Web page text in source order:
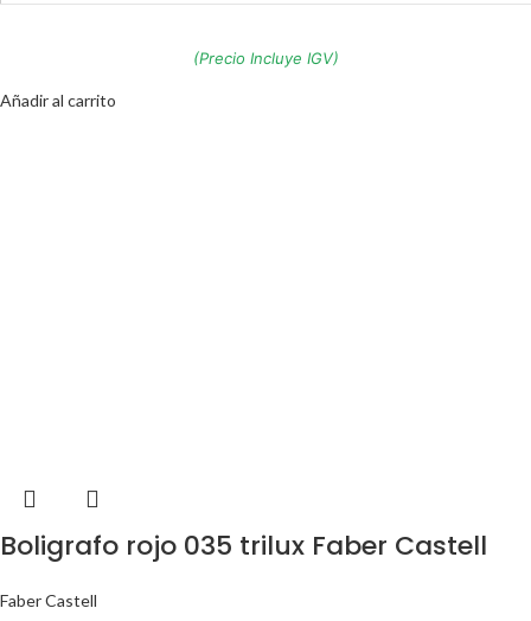
(Precio Incluye IGV)
Añadir al carrito
Boligrafo rojo 035 trilux Faber Castell
Faber Castell